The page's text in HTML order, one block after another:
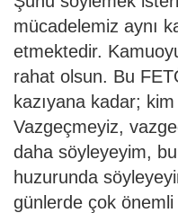
mücadelemiz aynı
etmektedir.
rahat olsun. Bu
kazıyana kadar;
Vazgeçmeyiz,
daha söyleyeyim,
huzurunda
günlerde çok